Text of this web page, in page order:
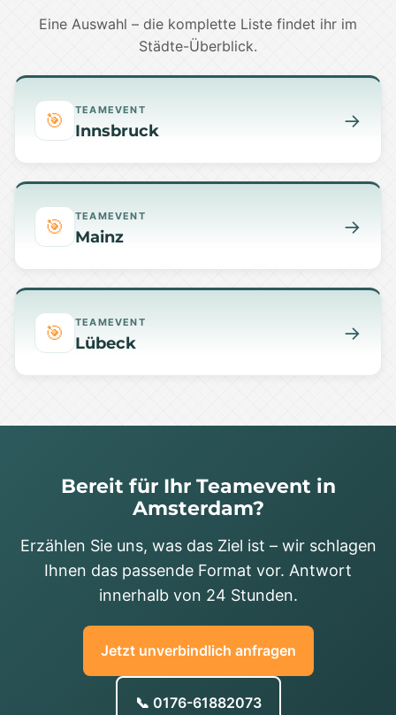
Eine Auswahl – die komplette Liste findet ihr im
Städte-Überblick.
🎯 TEAMEVENT
Innsbruck →
🎯 TEAMEVENT
Mainz →
🎯 TEAMEVENT
Lübeck →
Bereit für Ihr Teamevent in
Amsterdam?
Erzählen Sie uns, was das Ziel ist – wir schlagen
Ihnen das passende Format vor. Antwort
innerhalb von 24 Stunden.
Jetzt unverbindlich anfragen
📞 0176-61882073